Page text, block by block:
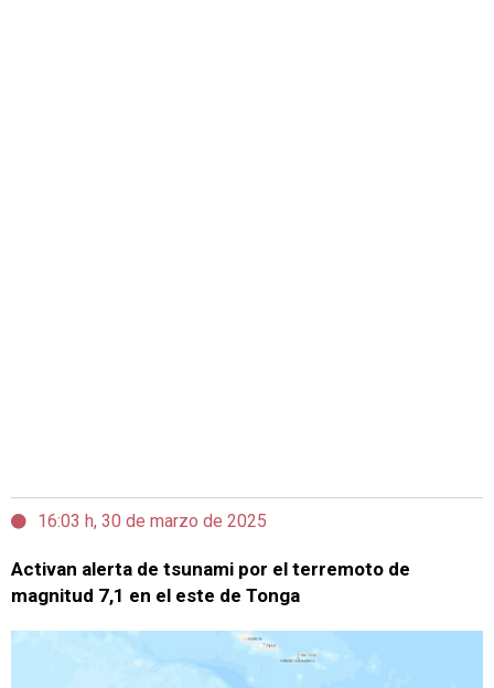
16:03 h, 30 de marzo de 2025
Activan alerta de tsunami por el terremoto de
magnitud 7,1 en el este de Tonga